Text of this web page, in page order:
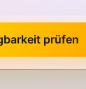
prüfen